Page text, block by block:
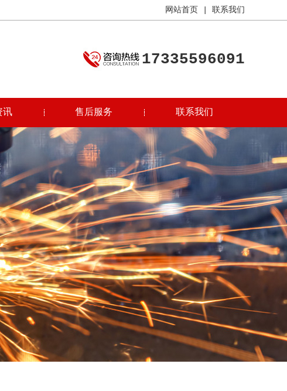
网站首页 联系我们
17335596091
讯 售后服务 联系我们